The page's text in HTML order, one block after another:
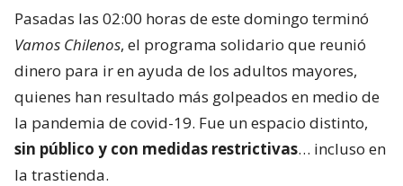
Pasadas las 02:00 horas de este domingo terminó
Vamos Chilenos, el programa solidario que reunió
dinero para ir en ayuda de los adultos mayores,
quienes han resultado más golpeados en medio de
la pandemia de covid-19. Fue un espacio distinto,
sin público y con medidas restrictivas… incluso en
la trastienda.